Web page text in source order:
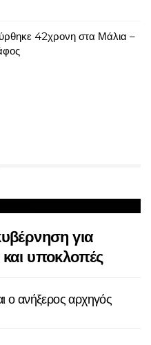
42χρονη στα Μάλια –
για
υποκλοπές
ο ανήξερος αρχηγός